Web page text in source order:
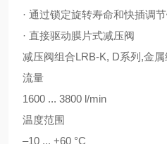
· 通过锁定旋转寿命和快插调
· 直接驱动膜片式减压阀
减压阀组合LRB-K, D系列,金属
流量
1600 ... 3800 l/min
温度范围
–10 ... +60 °C